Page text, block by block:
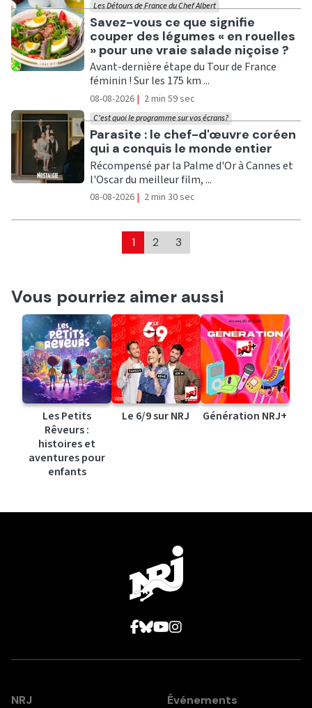
Ecouter
Savez-vous ce que signifie
couper des légumes « en rouelles
» pour une vraie salade niçoise ?
Les Détours de France du Chef Albert
Avant-dernière étape du Tour de France
féminin ! Sur les 175 km ...
08-08-2026 | 2 min 59 sec
Ecouter
Parasite : le chef-d'œuvre coréen
qui a conquis le monde entier
C'est quoi le programme sur vos écrans?
Récompensé par la Palme d'Or à Cannes et
l'Oscar du meilleur film, ...
08-08-2026 | 2 min 30 sec
1 2 3
Vous pourriez aimer aussi
Les Petits
Rêveurs :
histoires et
aventures pour
enfants
Le 6/9 sur NRJ Génération NRJ+
NRJ Événements